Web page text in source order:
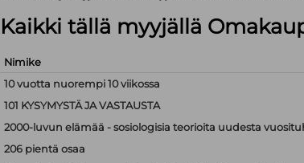
Kaikki tällä myyjällä
Nimike
10 vuotta nuorempi 10 viikossa
101 KYSYMYSTÄ JA VASTAUSTA
2000-luvun elämää - sosiologisia teorioita uudesta
206 pientä osaa